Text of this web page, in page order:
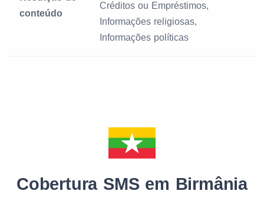
conteúdo
Créditos ou Empréstimos,
Informações religiosas,
Informações políticas
Cobertura SMS em Birmânia